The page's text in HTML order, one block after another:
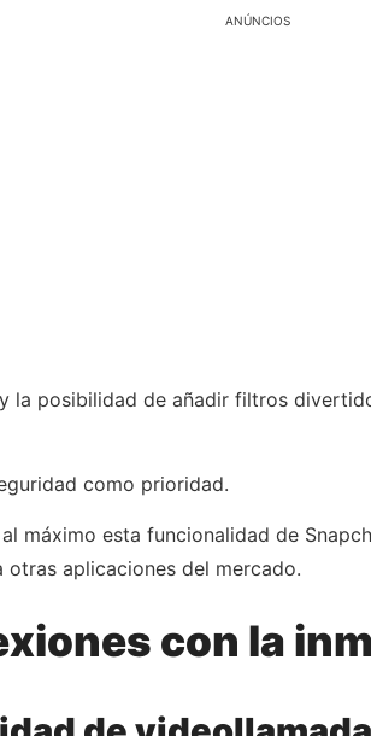
ANÚNCIOS
posibilidad de añadir filtros
como prioridad.
máximo esta funcionalidad de
aplicaciones del mercado.
con la